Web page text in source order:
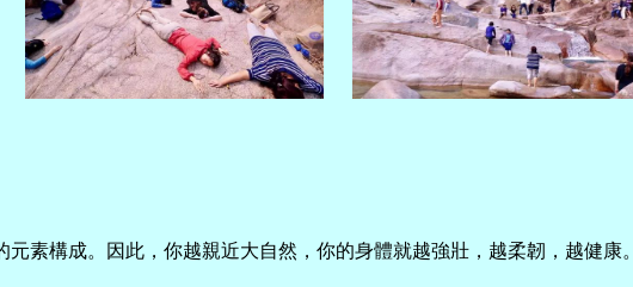
素構成。因此，你越親近大自然，你的身體就越強壯，越柔韌，越健康。